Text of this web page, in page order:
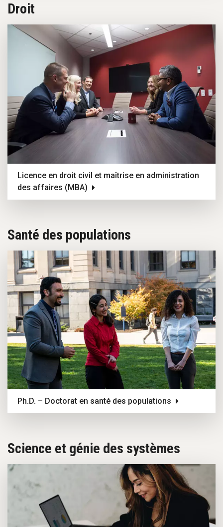
Droit
Licence en droit civil et maîtrise en administration
des affaires (MBA)
Santé des populations
Ph.D. – Doctorat en santé des populations
Science et génie des systèmes